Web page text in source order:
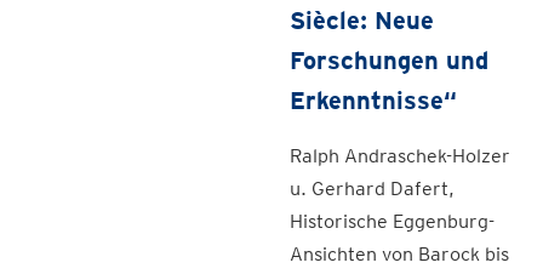
Siècle: Neue
Forschungen und
Erkenntnisse“
Ralph Andraschek-Holzer
u. Gerhard Dafert,
Historische Eggenburg-
Ansichten von Barock bis